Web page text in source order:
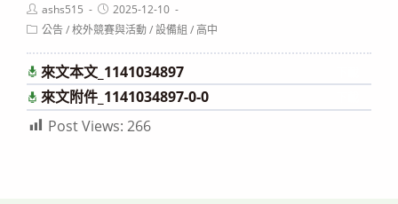
Post
author:
ashs515
Post
published:
2025-12-10
Post公告/校外競賽與活動/設備組 /高中
來文本文_1141034897
來文附件_1141034897-0-0
Post Views: 266